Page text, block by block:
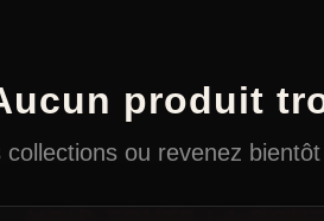
produit
ou revenez